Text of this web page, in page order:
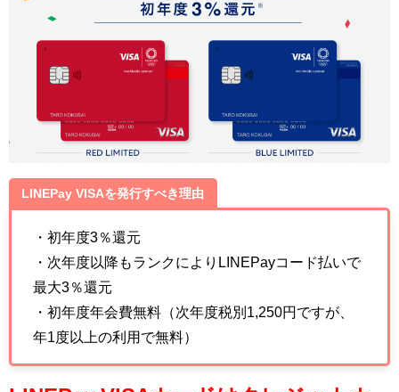
LINEPay VISAを発行すべき理由
・初年度3％還元
・次年度以降もランクによりLINEPayコード払いで
最大3％還元
・初年度年会費無料（次年度税別1,250円ですが、
年1度以上の利用で無料）